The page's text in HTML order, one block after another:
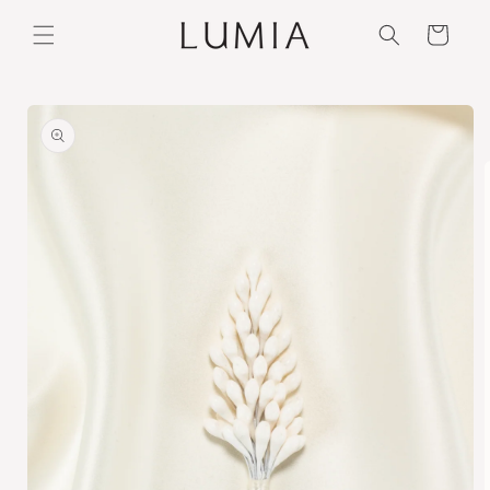
directamente
al contenido
Carrito
directamente
información